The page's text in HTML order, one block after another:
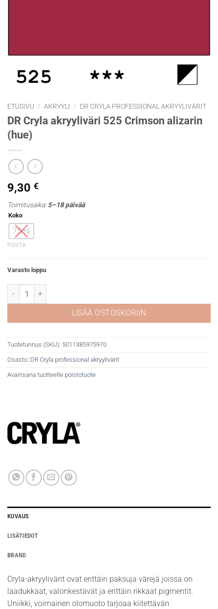
ETUSIVU / AKRYYLI / DR CRYLA PROFESSIONAL AKRYYLIVÄRIT
DR Cryla akryyliväri 525 Crimson alizarin
(hue)
9,30 €
Toimitusaika:5–18 päivää
Koko
75ml
POISTA
Varasto loppu
DR Cryla akryyliväri 525 Crimson alizarin (hue) määrä
LISÄÄ OSTOSKORIIN
Tuotetunnus (SKU): 5011385975970
Osasto: DR Cryla professional akryylivärit
Avainsana tuotteelle poistotuote
KUVAUS
LISÄTIEDOT
BRAND
Cryla-akryylivärit ovat erittäin paksuja värejä joissa on
laadukkaat, valonkestävät ja erittäin rikkaat pigmentit.
Uniikki, voimainen olomuoto tarjoaa kiitettävän